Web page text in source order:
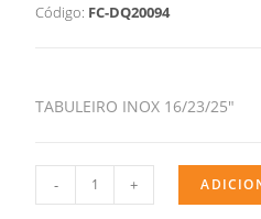
Código: FC-DQ20094
TABULEIRO INOX 16/23/25″
- +